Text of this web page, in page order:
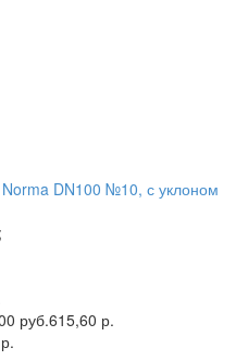
DN100 №10, с уклоном
руб.615,60 р.